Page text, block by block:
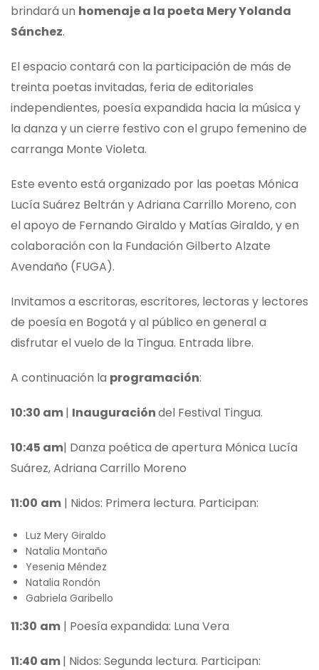
brindará un homenaje a la poeta Mery Yolanda
Sánchez.
El espacio contará con la participación de más de
treinta poetas invitadas, feria de editoriales
independientes, poesía expandida hacia la música y
la danza y un cierre festivo con el grupo femenino de
carranga Monte Violeta.
Este evento está organizado por las poetas Mónica
Lucía Suárez Beltrán y Adriana Carrillo Moreno, con
el apoyo de Fernando Giraldo y Matías Giraldo, y en
colaboración con la Fundación Gilberto Alzate
Avendaño (FUGA).
Invitamos a escritoras, escritores, lectoras y lectores
de poesía en Bogotá y al público en general a
disfrutar el vuelo de la Tingua. Entrada libre.
A continuación la programación:
10:30 am| Inauguracióndel Festival Tingua.
10:45 am| Danza poética de apertura Mónica Lucía
Suárez, Adriana Carrillo Moreno
11:00 am | Nidos: Primera lectura. Participan:
Luz Mery Giraldo
Natalia Montaño
Yesenia Méndez
Natalia Rondón
Gabriela Garibello
11:30 am | Poesía expandida: Luna Vera
11:40 am| Nidos: Segunda lectura. Participan: